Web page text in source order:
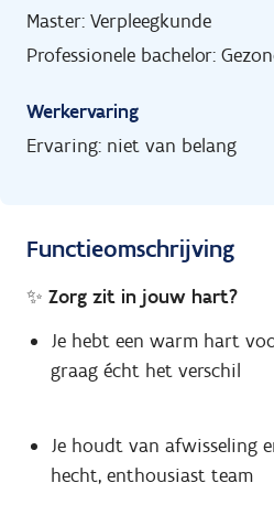
Master: Verpleegkunde
Professionele bachelor:
Werkervaring
Ervaring: niet van belang
Functieomschrijving
✨ Zorg zit in jouw hart?
Je hebt een warm hart
graag écht het verschil
Je houdt van afwisseling
hecht, enthousiast team